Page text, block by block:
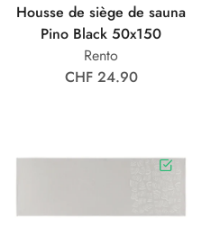
Housse de siège de sauna
Pino Black 50x150
Rento
CHF 24.90